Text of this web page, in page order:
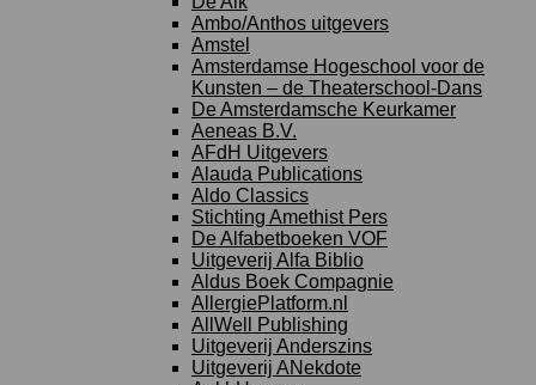
Ambo/Anthos uitgevers
Amstel
Amsterdamse Hogeschool voor de
Kunsten – de Theaterschool-Dans
De Amsterdamsche Keurkamer
Aeneas B.V.
AFdH Uitgevers
Alauda Publications
Aldo Classics
Stichting Amethist Pers
De Alfabetboeken VOF
Uitgeverij Alfa Biblio
Aldus Boek Compagnie
AllergiePlatform.nl
AllWell Publishing
Uitgeverij Anderszins
Uitgeverij ANekdote